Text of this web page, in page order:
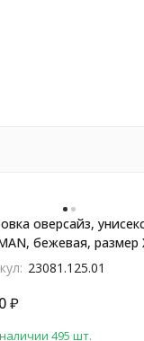
оверсайз,
бежевая, размер
23081.125.01
₽
495 шт.